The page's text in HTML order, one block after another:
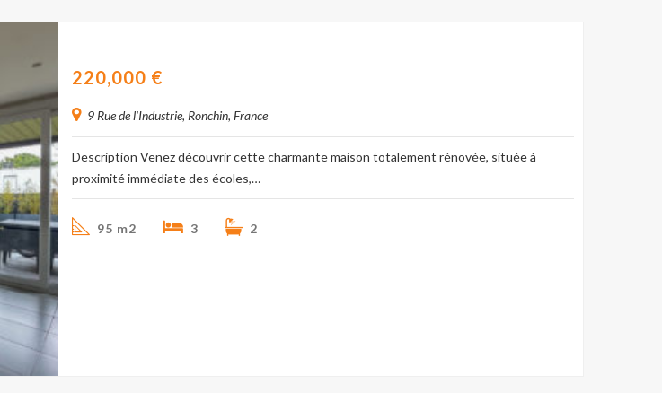
220,000 €
9 Rue de l'Industrie, Ronchin, France
Description Venez découvrir cette charmante maison totalement rénovée, située à
proximité immédiate des écoles,…
95 m2 3 2